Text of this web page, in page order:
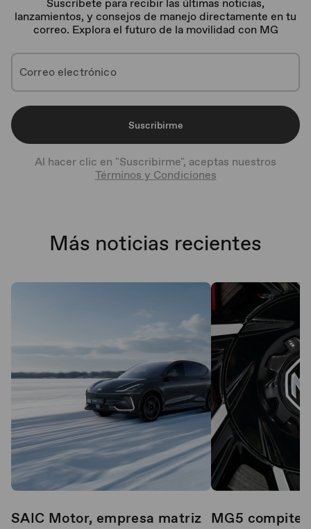
Suscríbete para recibir las últimas noticias,
lanzamientos, y consejos de manejo directamente en tu
correo. Explora el futuro de la movilidad con MG
Suscribirme
Al hacer clic en "Suscribirme", aceptas nuestros
Términos y Condiciones
Más noticias recientes
SAIC Motor, empresa matriz MG5 compite